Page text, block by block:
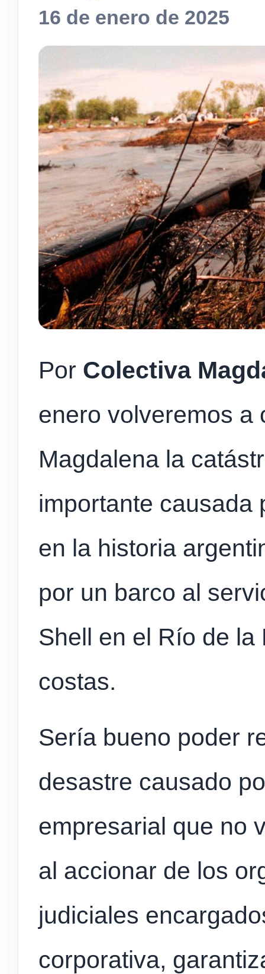
16 de enero de 2025
Por Colectiva
enero volveremos a
Magdalena la
importante causada
en la historia
por un barco al
Shell en el Río de
costas.
Sería bueno poder
desastre causado
empresarial que no
al accionar de los
judiciales
corporativa,